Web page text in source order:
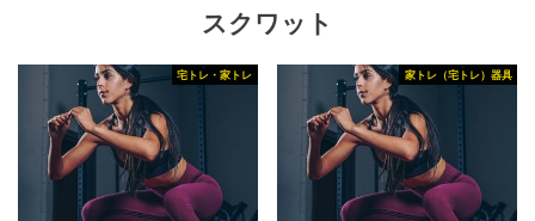
スクワット
宅トレ・家トレ 家トレ（宅トレ）器具